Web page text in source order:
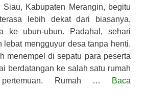
Siau, Kabupaten Merangin, begitu
lebih dekat dari biasanya,
ke ubun-ubun. Padahal, sehari
lebat mengguyur desa tanpa henti.
menempel di sepatu para peserta
berdatangan ke salah satu rumah
pertemuan. Rumah …
Baca